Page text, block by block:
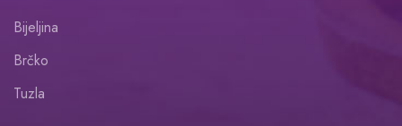
Bijeljina
Brčko
Tuzla